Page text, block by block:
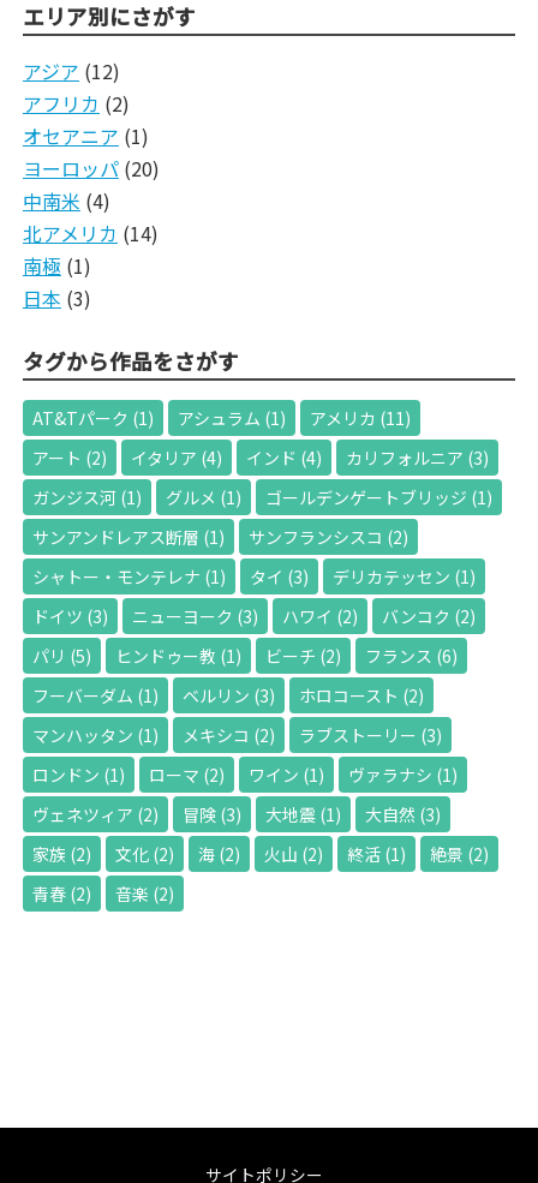
エリア別にさがす
アジア (12)
アフリカ (2)
オセアニア (1)
ヨーロッパ(20)
中南米 (4)
北アメリカ (14)
南極 (1)
日本 (3)
タグから作品をさがす
AT&Tパーク (1) アシュラム (1) アメリカ (11)
アート (2) イタリア (4) インド (4) カリフォルニア (3)
ガンジス河(1) グルメ (1) ゴールデンゲートブリッジ (1)
サンアンドレアス断層 (1) サンフランシスコ (2)
シャトー・モンテレナ (1) タイ (3) デリカテッセン (1)
ドイツ (3) ニューヨーク (3) ハワイ (2) バンコク (2)
パリ (5) ヒンドゥー教 (1) ビーチ (2) フランス (6)
フーバーダム (1) ベルリン (3) ホロコースト (2)
マンハッタン (1) メキシコ (2) ラブストーリー (3)
ロンドン (1) ローマ (2) ワイン (1) ヴァラナシ (1)
ヴェネツィア (2) 冒険(3) 大地震(1) 大自然 (3)
家族 (2) 文化(2) 海(2) 火山 (2) 終活(1) 絶景 (2)
青春(2) 音楽 (2)
サイトポリシー